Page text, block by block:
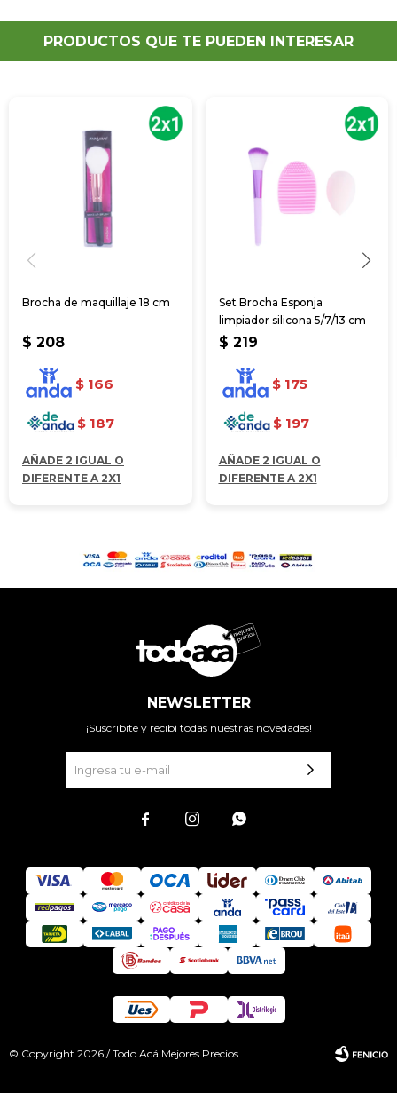
PRODUCTOS QUE TE PUEDEN INTERESAR
Brocha de maquillaje 18 cm
$ 208
$ 166
$ 187
AÑADE 2 IGUAL O
DIFERENTE A 2X1
Set Brocha Esponja
limpiador silicona 5/7/13 cm
$ 219
$ 175
$ 197
AÑADE 2 IGUAL O
DIFERENTE A 2X1
NEWSLETTER
¡Suscribite y recibí todas nuestras novedades!
  
© Copyright 2026 / Todo Acá Mejores Precios